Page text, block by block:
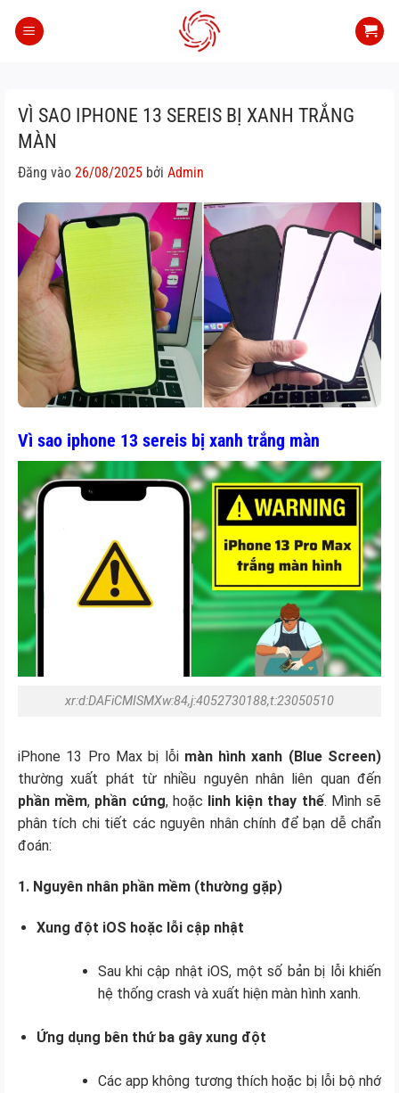
qua
VÌ SAO IPHONE 13 SEREIS BỊ XANH TRẮNG
MÀN
Đăng vào 26/08/2025 bởi Admin
Vì sao iphone 13 sereis bị xanh trắng màn
xr:d:DAFiCMISMXw:84,j:4052730188,t:23050510
iPhone 13 Pro Max bị lỗi màn hình xanh (Blue Screen)
thường xuất phát từ nhiều nguyên nhân liên quan đến
phần mềm, phần cứng, hoặc linh kiện thay thế. Mình sẽ
phân tích chi tiết các nguyên nhân chính để bạn dễ chẩn
đoán:
1. Nguyên nhân phần mềm (thường gặp)
Xung đột iOS hoặc lỗi cập nhật
Sau khi cập nhật iOS, một số bản bị lỗi khiến
hệ thống crash và xuất hiện màn hình xanh.
Ứng dụng bên thứ ba gây xung đột
Các app không tương thích hoặc bị lỗi bộ nhớ